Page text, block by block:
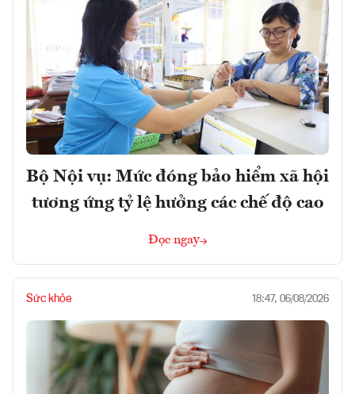
Bộ Nội vụ: Mức đóng bảo hiểm xã hội
tương ứng tỷ lệ hưởng các chế độ cao
Đọc ngay
Sức khỏe 18:47, 06/08/2026